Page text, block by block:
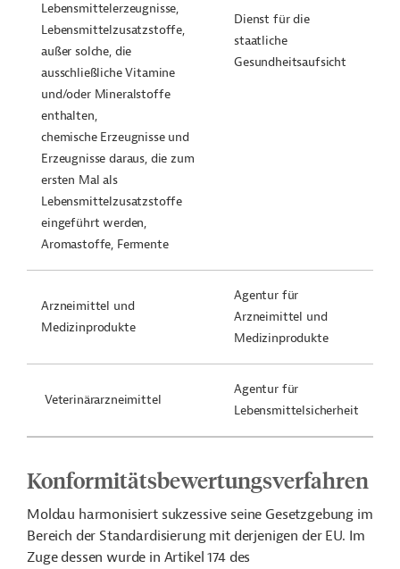
Lebensmittelerzeugnisse,
Lebensmittelzusatzstoffe,
außer solche, die
ausschließliche Vitamine
und/oder Mineralstoffe
enthalten,
chemische Erzeugnisse und
Erzeugnisse daraus, die zum
ersten Mal als
Lebensmittelzusatzstoffe
eingeführt werden,
Aromastoffe, Fermente
Dienst für die
staatliche
Gesundheitsaufsicht
Arzneimittel und
Medizinprodukte
Agentur für
Arzneimittel und
Medizinprodukte
Veterinärarzneimittel
Agentur für
Lebensmittelsicherheit
Konformitätsbewertungsverfahren
Moldau harmonisiert sukzessive seine Gesetzgebung im
Bereich der Standardisierung mit derjenigen der EU. Im
Zuge dessen wurde in Artikel 174 des